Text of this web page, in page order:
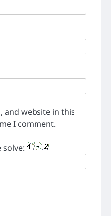
and website in this
I comment.
solve: